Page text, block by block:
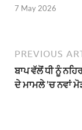
7 May 2026
PREVIOUS
ਬਾਪ ਵੱਲੋਂ ਧੀ ਨੂੰ
ਦੇ ਮਾਮਲੇ ’ਚ ਨਵਾਂ